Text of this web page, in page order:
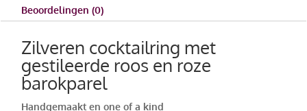
Beoordelingen (0)
Zilveren cocktailring met
gestileerde roos en roze
barokparel
Handgemaakt en one of a kind